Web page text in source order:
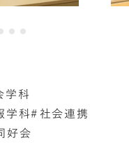
学科
学科
社会連携
好会